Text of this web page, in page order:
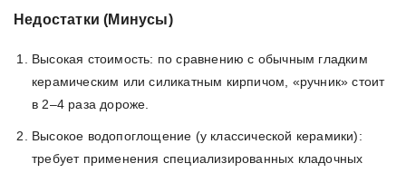
Недостатки (Минусы)
Высокая стоимость: по сравнению с обычным гладким
керамическим или силикатным кирпичом, «ручник» стоит
в 2–4 раза дороже.
Высокое водопоглощение (у классической керамики):
требует применения специализированных кладочных